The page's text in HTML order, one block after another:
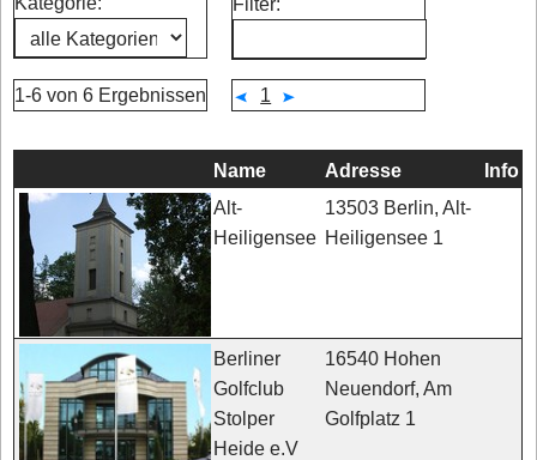
1-6 von 6 Ergebnissen 1
Name Adresse Info
Alt-
Heiligensee
13503 Berlin, Alt-
Heiligensee 1
Berliner
Golfclub
Stolper
Heide e.V
16540 Hohen
Neuendorf, Am
Golfplatz 1